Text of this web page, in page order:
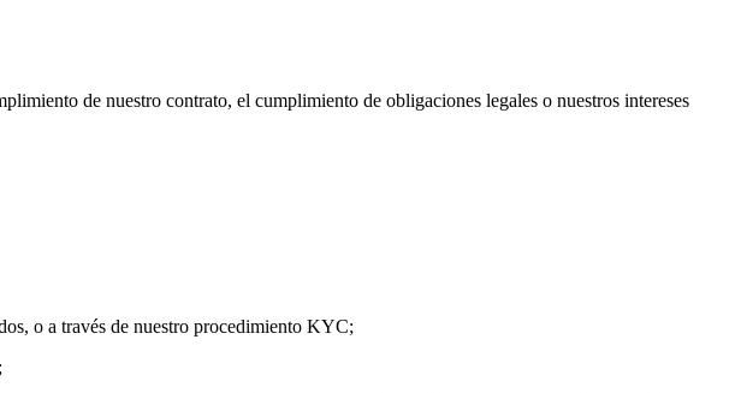
de nuestro contrato, el cumplimiento de obligaciones legales o nuestros intereses
o a través de nuestro procedimiento KYC;